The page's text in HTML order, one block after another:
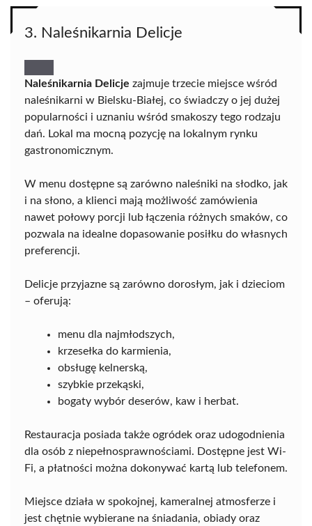
3. Naleśnikarnia Delicje
Naleśnikarnia Delicje zajmuje trzecie miejsce wśród
naleśnikarni w Bielsku-Białej, co świadczy o jej dużej
popularności i uznaniu wśród smakoszy tego rodzaju
dań. Lokal ma mocną pozycję na lokalnym rynku
gastronomicznym.
W menu dostępne są zarówno naleśniki na słodko, jak
i na słono, a klienci mają możliwość zamówienia
nawet połowy porcji lub łączenia różnych smaków, co
pozwala na idealne dopasowanie posiłku do własnych
preferencji.
Delicje przyjazne są zarówno dorosłym, jak i dzieciom
– oferują:
menu dla najmłodszych,
krzesełka do karmienia,
obsługę kelnerską,
szybkie przekąski,
bogaty wybór deserów, kaw i herbat.
Restauracja posiada także ogródek oraz udogodnienia
dla osób z niepełnosprawnościami. Dostępne jest Wi-
Fi, a płatności można dokonywać kartą lub telefonem.
Miejsce działa w spokojnej, kameralnej atmosferze i
jest chętnie wybierane na śniadania, obiady oraz